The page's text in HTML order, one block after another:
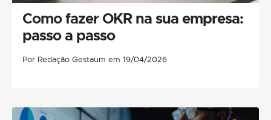
Como fazer OKR na sua empresa:
passo a passo
Por Redação Gestaum em 19/04/2026